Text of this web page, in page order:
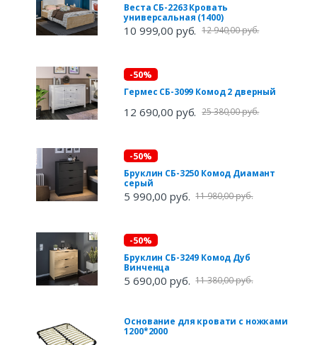
Веста СБ-2263 Кровать
универсальная (1400)
10 999,00 руб. 12 940,00 руб.
-50%
Гермес СБ-3099 Комод 2 дверный
12 690,00 руб. 25 380,00 руб.
-50%
Бруклин СБ-3250 Комод Диамант
серый
5 990,00 руб. 11 980,00 руб.
-50%
Бруклин СБ-3249 Комод Дуб
Винченца
5 690,00 руб. 11 380,00 руб.
Основание для кровати с ножками
1200*2000